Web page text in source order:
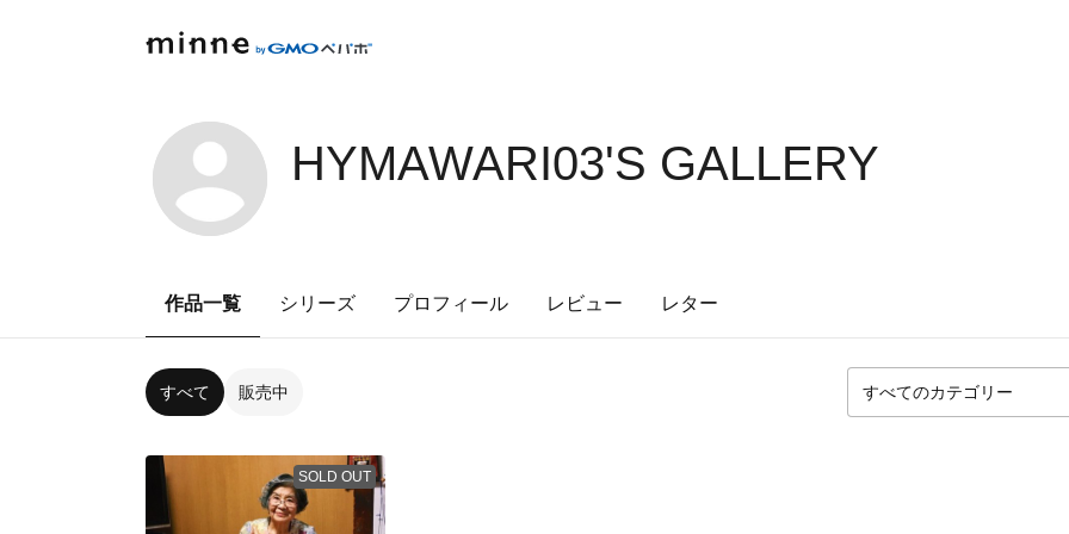
HYMAWARI03'S GALLERY
作品一覧 シリーズ プロフィール レビュー レター
すべて 販売中
SOLD OUT